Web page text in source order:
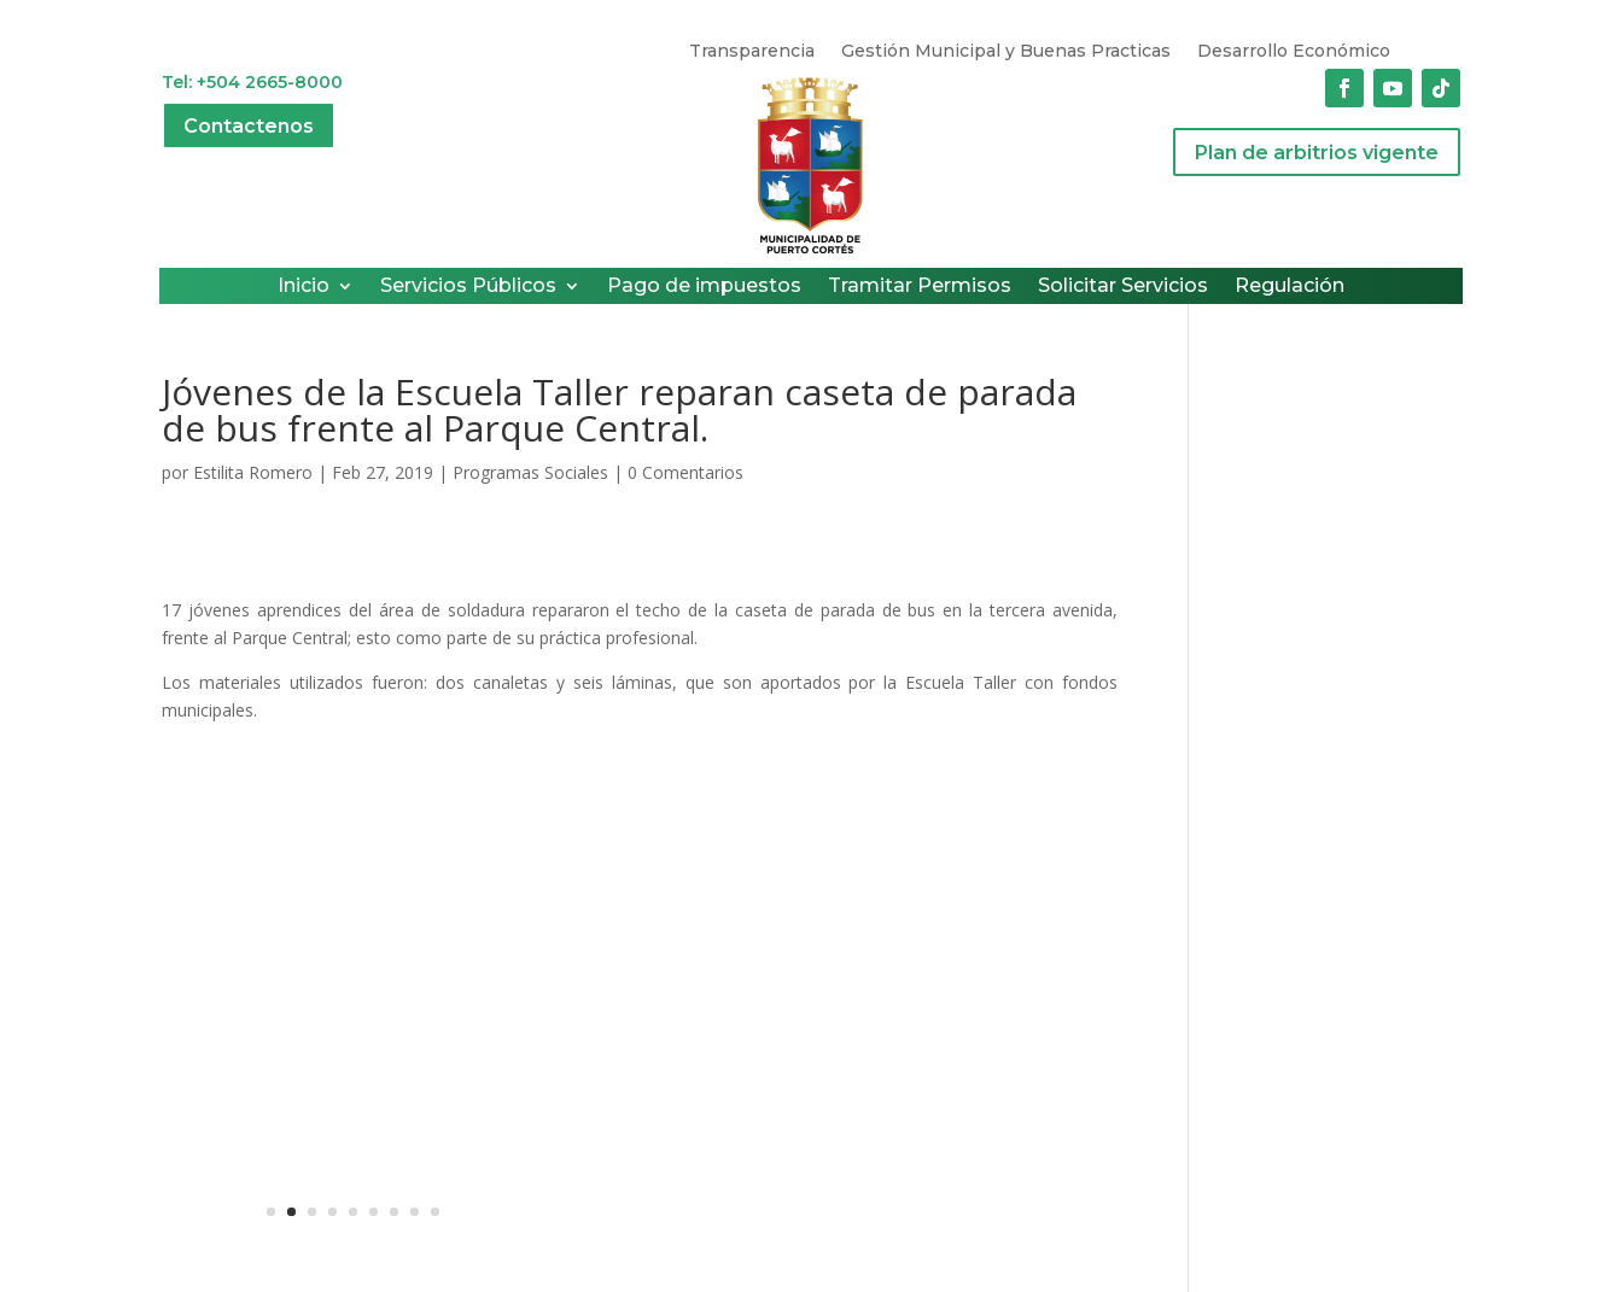
Transparencia Gestión Municipal y Buenas Practicas
Desarrollo Económico
Tel: +504 2665-8000
Contactenos
Plan de arbitrios vigente
Inicio Servicios Públicos Pago de impuestos Tramitar Permisos Solicitar Servicios Regulación
Jóvenes de la Escuela Taller reparan caseta de parada
de bus frente al Parque Central.
por Estilita Romero | Feb 27, 2019 | Programas Sociales | 0 Comentarios
17 jóvenes aprendices del área de soldadura repararon el techo de la caseta de parada de bus en la tercera avenida,
frente al Parque Central; esto como parte de su práctica profesional.
Los materiales utilizados fueron: dos canaletas y seis láminas, que son aportados por la Escuela Taller con fondos
municipales.